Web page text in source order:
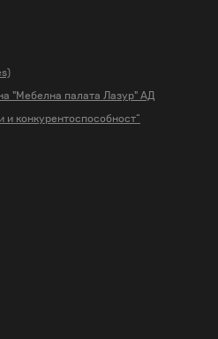
"Мебелна палата Лазур" АД
и конкурентоспособност“